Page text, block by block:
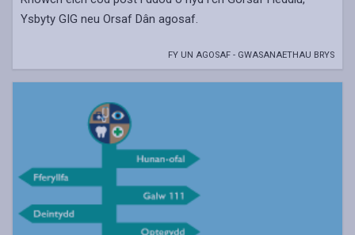
Ysbyty GIG neu Orsaf Dân agosaf.
FY UN AGOSAF - GWASANAETHAU BRYS